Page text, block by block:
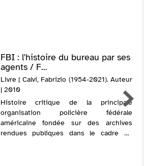
FBI : l'histoire du bureau par ses
agents / F...
Livre | Calvi, Fabrizio (1954-2021). Auteur
| 2010
Histoire critique de la principale
organisation policière fédérale
américaine fondée sur des archives
rendues publiques dans le cadre du